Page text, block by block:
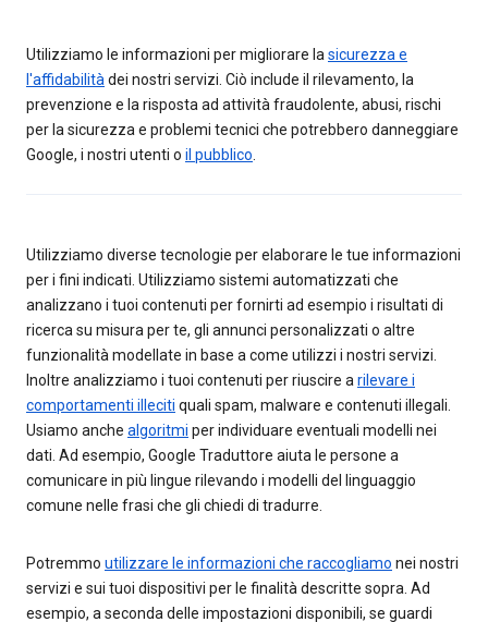
Utilizziamo le informazioni per migliorare la sicurezza e
l'affidabilità dei nostri servizi. Ciò include il rilevamento, la
prevenzione e la risposta ad attività fraudolente, abusi, rischi
per la sicurezza e problemi tecnici che potrebbero danneggiare
Google, i nostri utenti o il pubblico
Utilizziamo diverse tecnologie per elaborare le tue informazioni
per i fini indicati. Utilizziamo sistemi automatizzati che
analizzano i tuoi contenuti per fornirti ad esempio i risultati di
ricerca su misura per te, gli annunci personalizzati o altre
funzionalità modellate in base a come utilizzi i nostri servizi.
Inoltre analizziamo i tuoi contenuti per riuscire a rilevare i
comportamenti illeciti quali spam, malware e contenuti illegali.
Usiamo anche algoritmi per individuare eventuali modelli nei
dati. Ad esempio, Google Traduttore aiuta le persone a
comunicare in più lingue rilevando i modelli del linguaggio
comune nelle frasi che gli chiedi di tradurre.
Potremmo utilizzare le informazioni che raccogliamo nei nostri
servizi e sui tuoi dispositivi per le finalità descritte sopra. Ad
esempio, a seconda delle impostazioni disponibili, se guardi